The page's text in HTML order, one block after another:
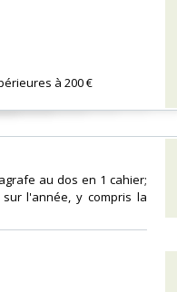
à 200 €‎
agrafe au dos en 1 cahier;
l'année, y compris la